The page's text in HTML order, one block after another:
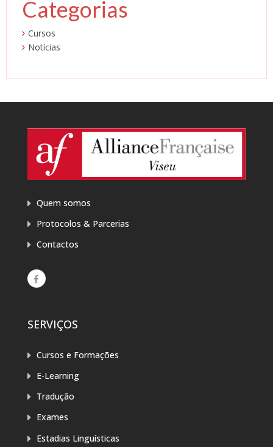
Categorias
Cursos
Notícias
Quem somos
Protocolos & Parcerias
Contactos
SERVIÇOS
Cursos e Formações
E-Learning
Tradução
Exames
Estadias Linguísticas